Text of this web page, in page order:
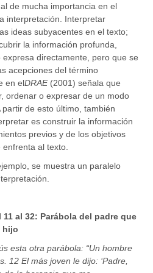
de mucha importancia en el
interpretación. Interpretar
ideas subyacentes en el texto;
la información profunda,
directamente, pero que se
acepciones del término
en elDRAE(2001) señala que
ordenar o expresar de un modo
partir de esto último, también
es construir la información
previos y de los objetivos
al texto.
se muestra un paralelo
11 al 32: Parábola del padre que
hijo
esta otra parábola: “Un hombre
12 El más joven le dijo: ‘Padre,